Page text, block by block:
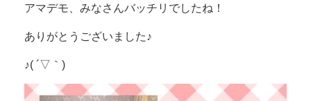
アマデモ、みなさんバッチリでしたね！
ありがとうございました♪
♪( ´▽｀)